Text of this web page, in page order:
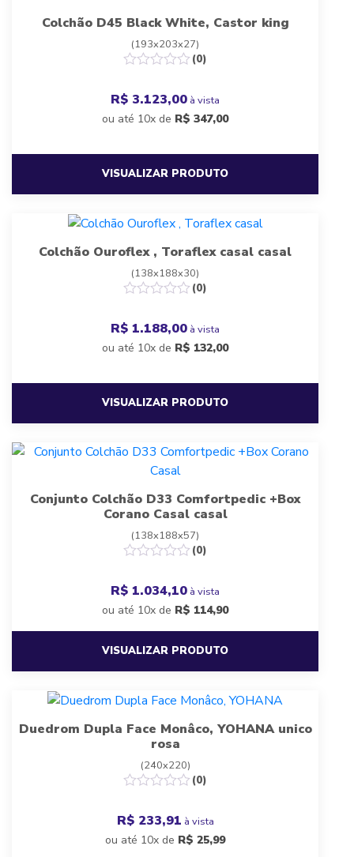
Colchão D45 Black White, Castor king
(193x203x27)
(0)
R$ 3.123,00 à vista
ou até 10x de R$ 347,00
VISUALIZAR PRODUTO
Colchão Ouroflex , Toraflex casal casal
(138x188x30)
(0)
R$ 1.188,00 à vista
ou até 10x de R$ 132,00
VISUALIZAR PRODUTO
Conjunto Colchão D33 Comfortpedic +Box
Corano Casal casal
(138x188x57)
(0)
R$ 1.034,10 à vista
ou até 10x de R$ 114,90
VISUALIZAR PRODUTO
Duedrom Dupla Face Monâco, YOHANA unico
rosa
(240x220)
(0)
R$ 233,91 à vista
ou até 10x de R$ 25,99